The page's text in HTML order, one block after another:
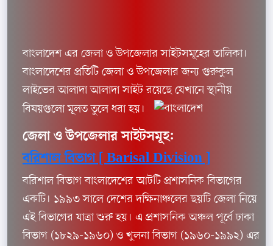
বাংলাদেশ এর জেলা ও উপজেলার সাইটসমূহের তালিকা।
বাংলাদেশের প্রতিটি জেলা ও উপজেলার জন্য গুরুকুল
লাইভের আলাদা আলাদা সাইট রয়েছে যেখানে স্থানীয়
বিষয়গুলো মূলত তুলে ধরা হয়।
জেলা ও উপজেলার সাইটসমূহ:
বরিশাল বিভাগ [ Barisal Division ]
বরিশাল বিভাগ বাংলাদেশের আটটি প্রশাসনিক বিভাগের
একটি। ১৯৯৩ সালে দেশের দক্ষিনাঞ্চলের ছয়টি জেলা নিয়ে
এই বিভাগের যাত্রা শুরু হয়। এ প্রশাসনিক অঞ্চল পূর্বে ঢাকা
বিভাগ (১৮২৯-১৯৬০) ও খুলনা বিভাগ (১৯৬০-১৯৯২) এর